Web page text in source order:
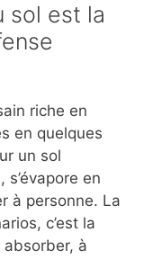
sol est la
riche en
en quelques
un sol
en
à personne. La
c’est la
à